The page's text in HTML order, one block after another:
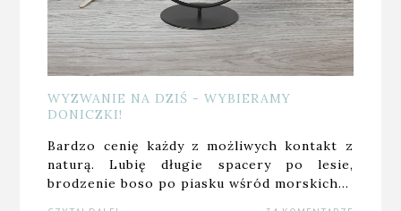
WYZWANIE NA DZIŚ - WYBIERAMY
DONICZKI!
Bardzo cenię każdy z możliwych kontakt z
naturą. Lubię długie spacery po lesie,
brodzenie boso po piasku wśród morskich…